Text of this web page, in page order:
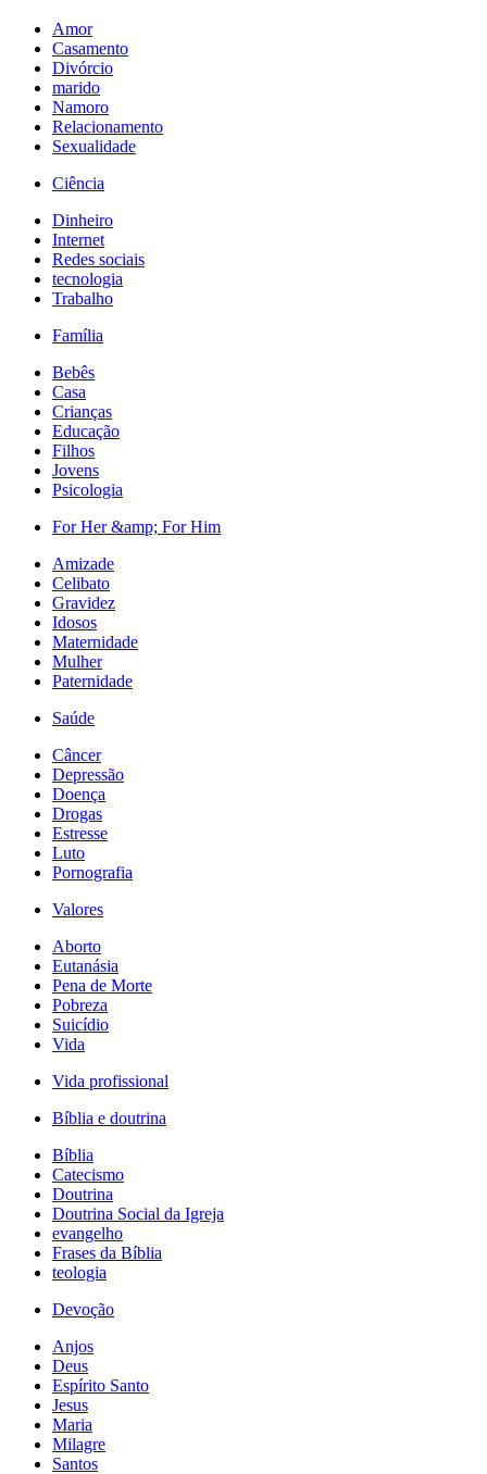
Amor
Casamento
Divórcio
marido
Namoro
Relacionamento
Sexualidade
Ciência
Dinheiro
Internet
Redes sociais
tecnologia
Trabalho
Família
Bebês
Casa
Crianças
Educação
Filhos
Jovens
Psicologia
For Her &amp; For Him
Amizade
Celibato
Gravidez
Idosos
Maternidade
Mulher
Paternidade
Saúde
Câncer
Depressão
Doença
Drogas
Estresse
Luto
Pornografia
Valores
Aborto
Eutanásia
Pena de Morte
Pobreza
Suicídio
Vida
Vida profissional
Bíblia e doutrina
Bíblia
Catecismo
Doutrina
Doutrina Social da Igreja
evangelho
Frases da Bíblia
teologia
Devoção
Anjos
Deus
Espírito Santo
Jesus
Maria
Milagre
Santos